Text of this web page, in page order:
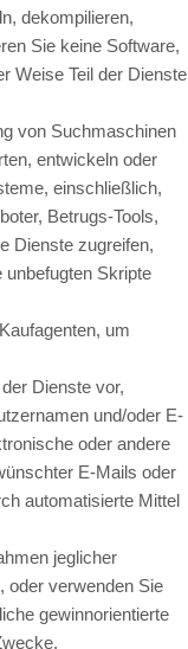
dekompilieren,
Sie keine Software,
Weise Teil der Dienste
von Suchmaschinen
entwickeln oder
einschließlich,
Betrugs-Tools,
Dienste zugreifen,
unbefugten Skripte
um
Dienste vor,
und/oder E-
oder andere
E-Mails oder
automatisierte Mittel
jeglicher
oder verwenden Sie
gewinnorientierte